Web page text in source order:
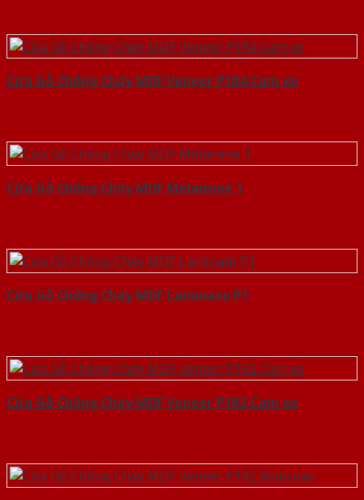
Cửa Gỗ Chống Cháy MDF Veneer P1R4 Cam xe
Cửa Gỗ Chống Cháy MDF Melamine 1
Cửa Gỗ Chống Cháy MDF Laminate P1
Cửa Gỗ Chống Cháy MDF Veneer P1R2 Cam xe